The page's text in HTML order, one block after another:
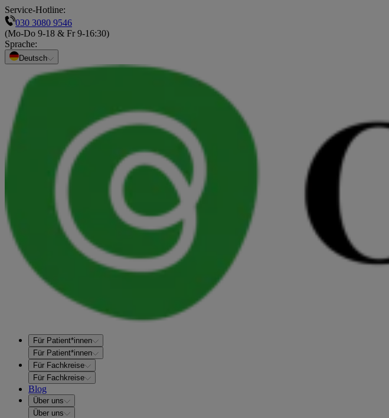
Service-Hotline:
030 3080 9546
(Mo-Do 9-18 & Fr 9-16:30)
Sprache:
Deutsch
Für Patient*innen
Für Patient*innen
Für Fachkreise
Für Fachkreise
Blog
Über uns
Über uns